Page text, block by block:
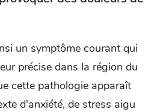
un symptôme courant qui
précise dans la région du
cette pathologie apparaît
d'anxiété, de stress aigu